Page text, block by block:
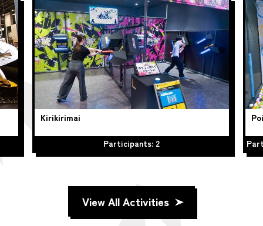
Kirikirimai
Participants: 2
View All Activities